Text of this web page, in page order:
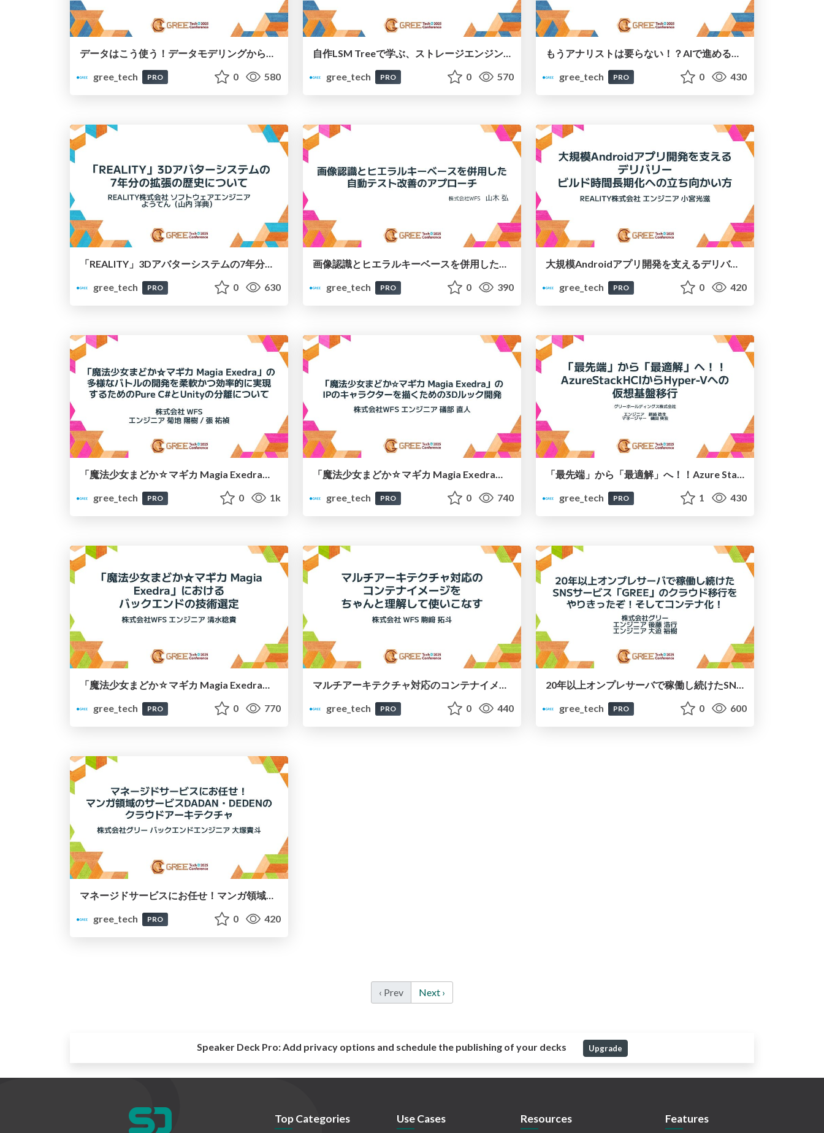
gree_tech
PRO 0 580
gree_tech
PRO 0 570
gree_tech
PRO 0 430
「REALITY」3Dアバターシステムの7年分の拡張の歴史について
gree_tech
PRO 0 630
画像認識とヒエラルキーベースを併用した自動テスト改善のアプローチ
gree_tech
PRO 0 390
大規模Androidアプリ開発を支えるデリバリー - ビルド時間長期化への立ち向かい方
gree_tech
PRO 0 420
「魔法少女まどか☆マギカ Magia Exedra」の多様なバトルの開発を柔軟かつ効率的に実現するためのPure C#とUnityの分離について
gree_tech
PRO 0 1k
「魔法少女まどか☆マギカ Magia Exedra」のIPのキャラクターを描くための3Dルック開発
gree_tech
PRO 0 740
「最先端」から「最適解」へ！！Azure Stack HCIからHyper-Vへの仮想基盤移行
gree_tech
PRO 1 430
「魔法少女まどか☆マギカ Magia Exedra」におけるバックエンドの技術選定
gree_tech
PRO 0 770
マルチアーキテクチャ対応のコンテナイメージをちゃんと理解して使いこなす
gree_tech
PRO 0 440
20年以上オンプレサーバで稼働し続けたSNSサービス「GREE」のクラウド移行をやりきったぞ！そしてコンテナ化！
gree_tech
PRO 0 600
マネージドサービスにお任せ！マンガ領域のサービスDADAN・DEDENのクラウドアーキテクチャ
gree_tech
PRO 0 420
‹ Prev Next ›
Speaker Deck Pro:Add privacy options and schedule the publishing of your decks Upgrade
Top Categories Use Cases Resources Features